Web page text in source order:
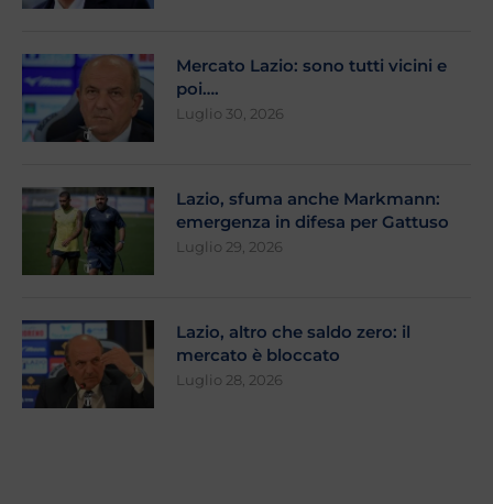
Mercato Lazio: sono tutti vicini e
poi….
Luglio 30, 2026
Lazio, sfuma anche Markmann:
emergenza in difesa per Gattuso
Luglio 29, 2026
Lazio, altro che saldo zero: il
mercato è bloccato
Luglio 28, 2026